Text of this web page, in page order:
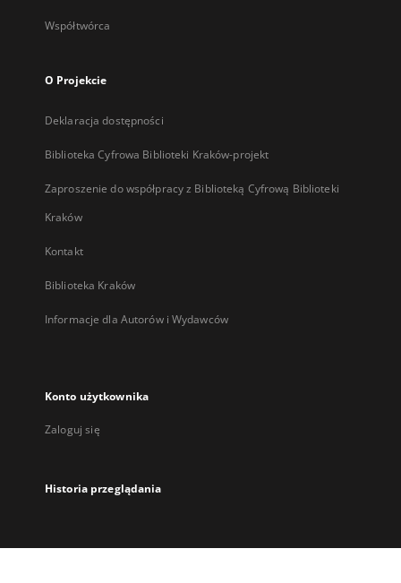
Współtwórca
O Projekcie
Deklaracja dostępności
Biblioteka Cyfrowa Biblioteki Kraków-projekt
Zaproszenie do współpracy z Biblioteką Cyfrową Biblioteki
Kraków
Kontakt
Biblioteka Kraków
Informacje dla Autorów i Wydawców
Konto użytkownika
Zaloguj się
Historia przeglądania